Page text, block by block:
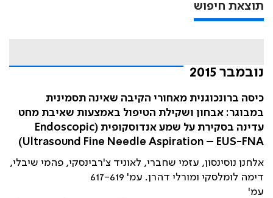
תוצאת חיפוש
נובמבר 2015
כיסה ברונכוגנית מאחורי הקיבה שאינה תסמינית
במבוגר: אבחון ושקילת הטיפול באמצעות שאיבת מחט
עדינה בסקירת על שמע אנדוסקופית (Endoscopic
Ultrasound Fine Needle Aspiration – EUS-FNA)
אלחנן נוסינסון, עזמי שחברי, לאוניד צ'רבינסקי, פהמי שיבלי,
דימה לומלסקי ומורלי דהרן. עמ' 617-619
עמ'